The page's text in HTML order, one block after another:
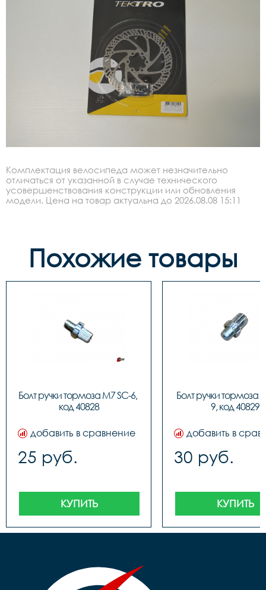
Комплектация велосипеда может незначительно
отличаться от указанной в случае технического
усовершенствования конструкции или обновления
модели. Цена на товар актуальна до 2026.08.08 15:11
Похожие товары
Болт ручки тормоза M7 SC-6,
код 40828
добавить в сравнение
25 руб.
КУПИТЬ
Болт ручки тормоза
9, код 40829
добавить в
30 руб.
КУПИТЬ